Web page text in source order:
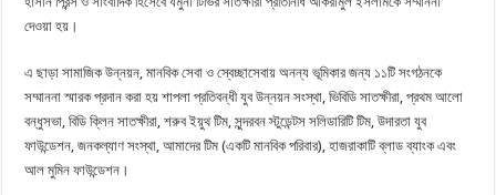
দেওয়া হয়।
এ ছাড়া সামাজিক উন্নয়ন, মানবিক সেবা ও স্বেচ্ছাসেবায় অনন্য ভূমিকার জন্য ১১টি সংগঠনকে
সম্মাননা স্মারক প্রদান করা হয় শাপলা প্রতিবন্ধী যুব উন্নয়ন সংস্থা, ভিবিডি সাতক্ষীরা, প্রথম আলো
বন্ধুসভা, বিডি ক্লিন সাতক্ষীরা, শরুব ইয়ুথ টিম, সুন্দরবন স্টুডেন্টস সলিডারিটি টিম, উদারতা যুব
ফাউন্ডেশন, জনকল্যাণ সংস্থা, আমাদের টিম (একটি মানবিক পরিবার), হাজরাকাটি ব্লাড ব্যাংক এবং
আল মুমিন ফাউন্ডেশন।